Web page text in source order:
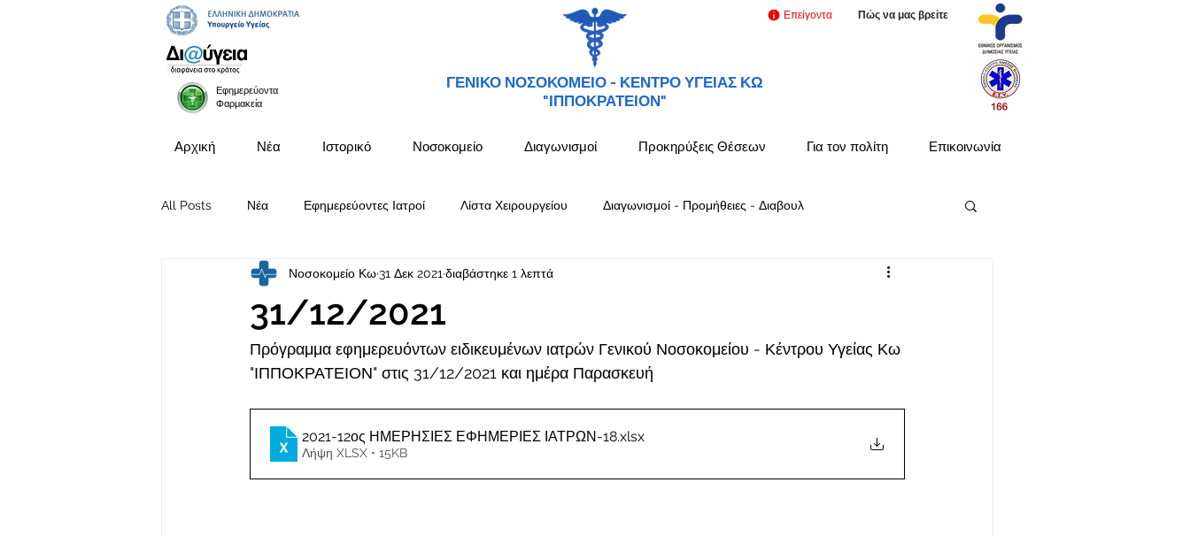
Εφημερεύοντα
Φαρμακεία
ΓΕΝΙΚΟ ΝΟΣΟΚΟΜΕΙΟ - ΚΕΝΤΡΟ ΥΓΕΙΑΣ ΚΩ
"ΙΠΠΟΚΡΑΤΕΙΟΝ"
Επείγοντα Πώς να μας βρείτε
Αρχική Νέα Ιστορικό Νοσοκομείο Διαγωνισμοί Προκηρύξεις Θέσεων Για τον πολίτη Επικοινωνία
All Posts Νέα Εφημερεύοντες Ιατροί Λίστα Χειρουργείου Διαγωνισμοί - Προμήθειες - Διαβουλ
Προκηρύξεις Θέσεων
31/12/2021
Νοσοκομείο Κω31 Δεκ 2021 διαβάστηκε 1 λεπτά
Πρόγραμμα εφημερευόντων ειδικευμένων ιατρών Γενικού Νοσοκομείου - Κέντρου Υγείας Κω
"ΙΠΠΟΚΡΑΤΕΙΟΝ" στις 31/12/2021 και ημέρα Παρασκευή
2021-12ος ΗΜΕΡΗΣΙΕΣ ΕΦΗΜΕΡΙΕΣ ΙΑΤΡΩΝ-18.xlsx
Λήψη XLSX • 15KB